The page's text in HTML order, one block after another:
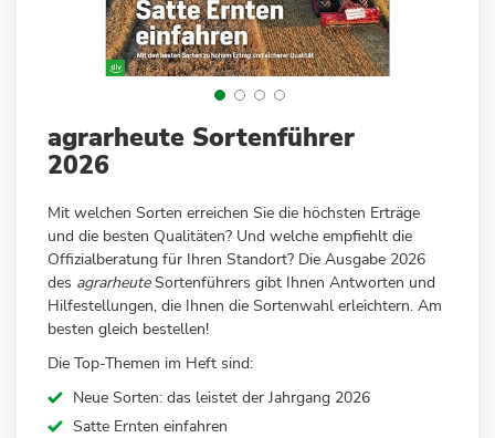
Anfang
der
springen
agrarheute Sortenführer
2026
Mit welchen Sorten erreichen Sie die höchsten Erträge
und die besten Qualitäten? Und welche empfiehlt die
Offizialberatung für Ihren Standort? Die Ausgabe 2026
des agrarheuteSortenführers gibt Ihnen Antworten und
Hilfestellungen, die Ihnen die Sortenwahl erleichtern. Am
besten gleich bestellen!
Die Top-Themen im Heft sind:
Neue Sorten: das leistet der Jahrgang 2026
Satte Ernten einfahren